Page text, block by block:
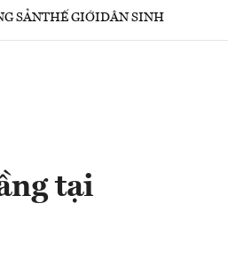
SẢNTHẾ GIỚIDÂN SINH
tại